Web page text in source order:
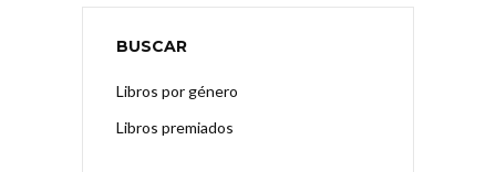
BUSCAR
Libros por género
Libros premiados